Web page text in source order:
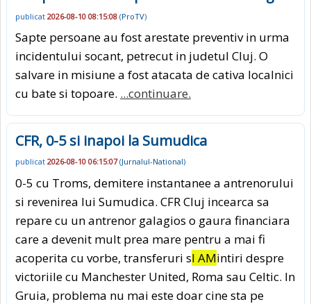
publicat 2026-08-10 08:15:08 (ProTV)
Sapte persoane au fost arestate preventiv in urma
incidentului socant, petrecut in judetul Cluj. O
salvare in misiune a fost atacata de cativa localnici
cu bate si topoare. ...continuare.
CFR, 0-5 si inapoi la Sumudica
publicat 2026-08-10 06:15:07(Jurnalul-National)
0-5 cu Troms, demitere instantanee a antrenorului
si revenirea lui Sumudica. CFR Cluj incearca sa
repare cu un antrenor galagios o gaura financiara
care a devenit mult prea mare pentru a mai fi
acoperita cu vorbe, transferuri sI AMintiri despre
victoriile cu Manchester United, Roma sau Celtic. In
Gruia, problema nu mai este doar cine sta pe